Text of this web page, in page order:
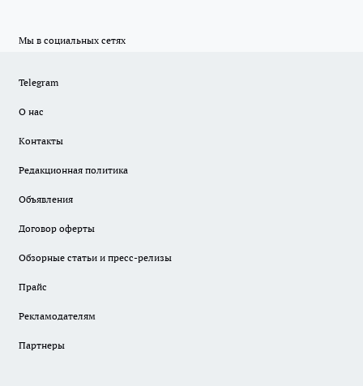
Мы в социальных сетях
Telegram
О нас
Контакты
Редакционная политика
Объявления
Договор оферты
Обзорные статьи и пресс-релизы
Прайс
Рекламодателям
Партнеры